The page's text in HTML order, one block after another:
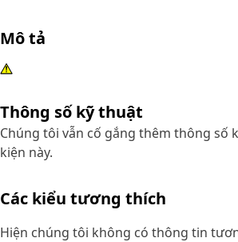
Mô tả
Thông số kỹ thuật
Chúng tôi vẫn cố gắng thêm thông số
kiện này.
Các kiểu tương thích
Hiện chúng tôi không có thông tin